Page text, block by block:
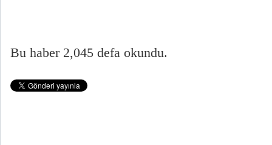
Bu haber 2,045 defa okundu.